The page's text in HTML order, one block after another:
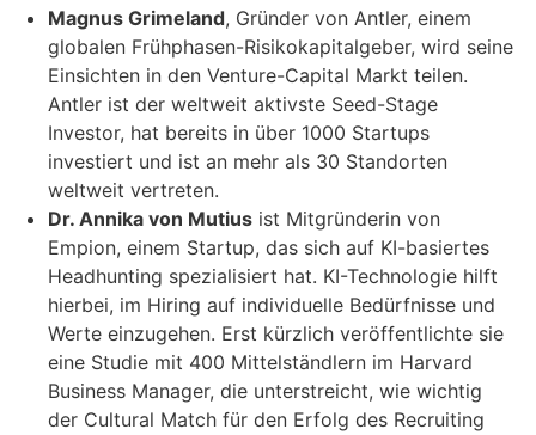
Magnus Grimeland, Gründer von Antler, einem
globalen Frühphasen-Risikokapitalgeber, wird seine
Einsichten in den Venture-Capital Markt teilen.
Antler ist der weltweit aktivste Seed-Stage
Investor, hat bereits in über 1000 Startups
investiert und ist an mehr als 30 Standorten
weltweit vertreten.
Dr. Annika von Mutius ist Mitgründerin von
Empion, einem Startup, das sich auf KI-basiertes
Headhunting spezialisiert hat. KI-Technologie hilft
hierbei, im Hiring auf individuelle Bedürfnisse und
Werte einzugehen. Erst kürzlich veröffentlichte sie
eine Studie mit 400 Mittelständlern im Harvard
Business Manager, die unterstreicht, wie wichtig
der Cultural Match für den Erfolg des Recruiting